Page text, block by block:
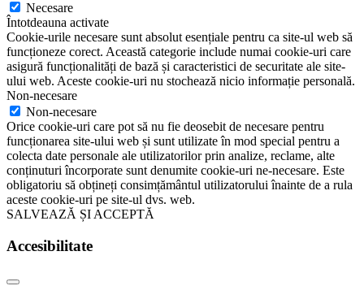
Necesare
Întotdeauna activate
Cookie-urile necesare sunt absolut esențiale pentru ca site-ul web să
funcționeze corect. Această categorie include numai cookie-uri care
asigură funcționalități de bază și caracteristici de securitate ale site-
ului web. Aceste cookie-uri nu stochează nicio informație personală.
Non-necesare
Non-necesare
Orice cookie-uri care pot să nu fie deosebit de necesare pentru
funcționarea site-ului web și sunt utilizate în mod special pentru a
colecta date personale ale utilizatorilor prin analize, reclame, alte
conținuturi încorporate sunt denumite cookie-uri ne-necesare. Este
obligatoriu să obțineți consimțământul utilizatorului înainte de a rula
aceste cookie-uri pe site-ul dvs. web.
SALVEAZĂ ȘI ACCEPTĂ
Accesibilitate